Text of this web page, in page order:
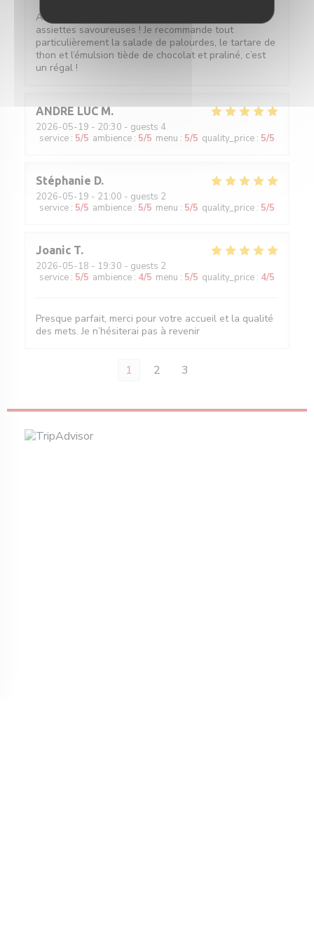
Accueil sympathique, service efficace et surtout
assiettes savoureuses ! Je recommande tout
particulièrement la salade de palourdes, le tartare de
thon et l’émulsion tiède de chocolat et praliné, c’est
un régal !
ANDRE LUC M
2026-05-19 - 20:30 - guests 4
service : 5/5 ambience : 5/5 menu : 5/5 quality_price : 5/5
Stéphanie D
2026-05-19 - 21:00 - guests 2
service : 5/5 ambience : 5/5 menu : 5/5 quality_price : 5/5
Joanic T
2026-05-18 - 19:30 - guests 2
service : 5/5 ambience : 4/5 menu : 5/5 quality_price : 4/5
Presque parfait, merci pour votre accueil et la qualité
des mets. Je n’hésiterai pas à revenir
1 2 3